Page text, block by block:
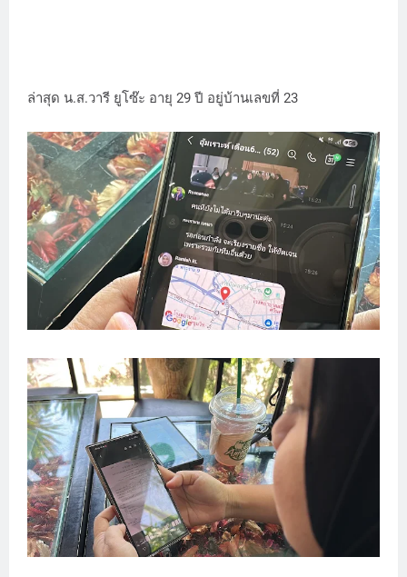
ล่าสุด น.ส.วารี ยูโซ๊ะ อายุ 29 ปี อยู่บ้านเลขที่ 23